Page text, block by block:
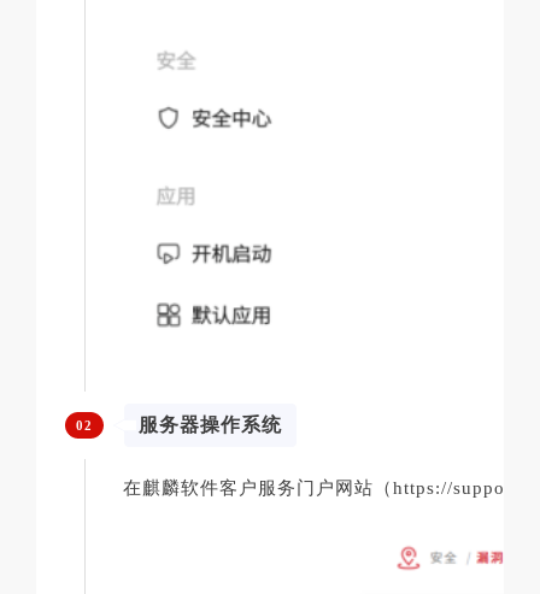
02 服务器操作系统
在麒麟软件客户服务门户网站（https://